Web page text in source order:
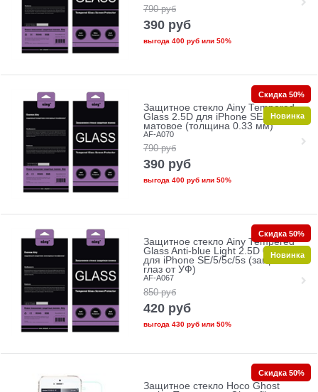
790 руб
390 руб
выгода 400 рубили 50%
Защитное стекло Ainy Tempered
Glass 2.5D для iPhone SE/5/5c/5s
матовое (толщина 0.33 мм)
AF-A070
790 руб
390 руб
выгода 400 рубили 50%
Скидка 50%
Новинка
Защитное стекло Ainy Tempered
Glass Anti-blue Light 2.5D 0.33mm
для iPhone SE/5/5c/5s (защита
глаз от УФ)
AF-A067
850 руб
420 руб
выгода 430 рубили 50%
Скидка 50%
Новинка
Защитное стекло Hoco Ghost
Скидка 50%